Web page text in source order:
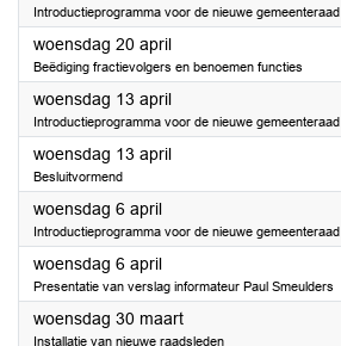
Introductieprogramma voor de nieuwe gemeenteraad
woensdag 20 april2022
Beëdiging fractievolgers en benoemen functies
woensdag 13 april2022
Introductieprogramma voor de nieuwe gemeenteraad
woensdag 13 april2022
Besluitvormend
woensdag 6 april2022
Introductieprogramma voor de nieuwe gemeenteraad
woensdag 6 april2022
Presentatie van verslag informateur Paul Smeulders
woensdag 30 maart2022
Installatie van nieuwe raadsleden